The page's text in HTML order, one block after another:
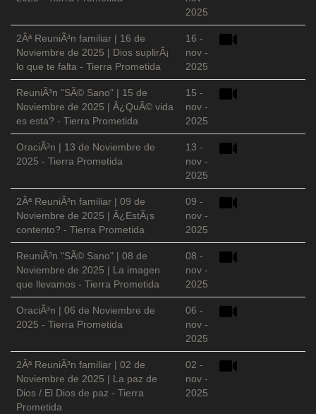
2025
2Âª ReuniÃ³n familiar | 16 de
Noviembre de 2025 | Dios suplirÃ¡
lo que te falta - Tierra Prometida
16 -
nov -
2025
ReuniÃ³n "SÃ© Sano" | 15 de
Noviembre de 2025 | Â¿QuÃ© vida
es esta? - Tierra Prometida
15 -
nov -
2025
OraciÃ³n | 13 de Noviembre de
2025 - Tierra Prometida
13 -
nov -
2025
2Âª ReuniÃ³n familiar | 09 de
Noviembre de 2025 | Â¿EstÃ¡s
contento? - Tierra Prometida
09 -
nov -
2025
ReuniÃ³n "SÃ© Sano" | 08 de
Noviembre de 2025 | La imagen
que llevamos - Tierra Prometida
08 -
nov -
2025
OraciÃ³n | 06 de Noviembre de
2025 - Tierra Prometida
06 -
nov -
2025
2Âª ReuniÃ³n familiar | 02 de
Noviembre de 2025 | La paz de
Dios / El Dios de paz - Tierra
Prometida
02 -
nov -
2025